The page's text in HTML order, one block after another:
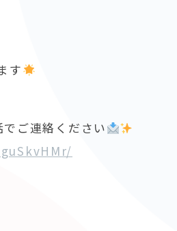
す
ご連絡ください